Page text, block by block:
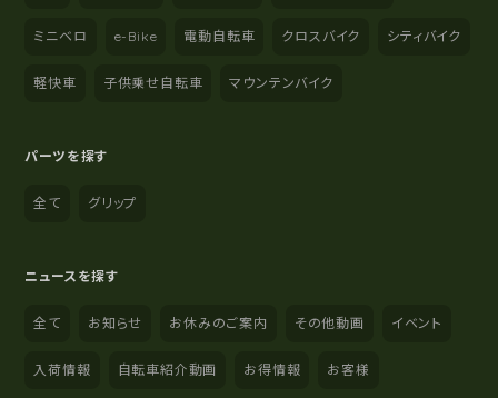
ミニベロ e-Bike 電動自転車 クロスバイク シティバイク
軽快車 子供乗せ自転車 マウンテンバイク
パーツを探す
全て グリップ
ニュースを探す
全て お知らせ お休みのご案内 その他動画 イベント
入荷情報 自転車紹介動画 お得情報 お客様